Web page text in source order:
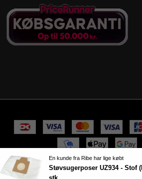
100% sikker
En kunde fra Ribe har lige købt
Støvsugerposer UZ934 - Stof